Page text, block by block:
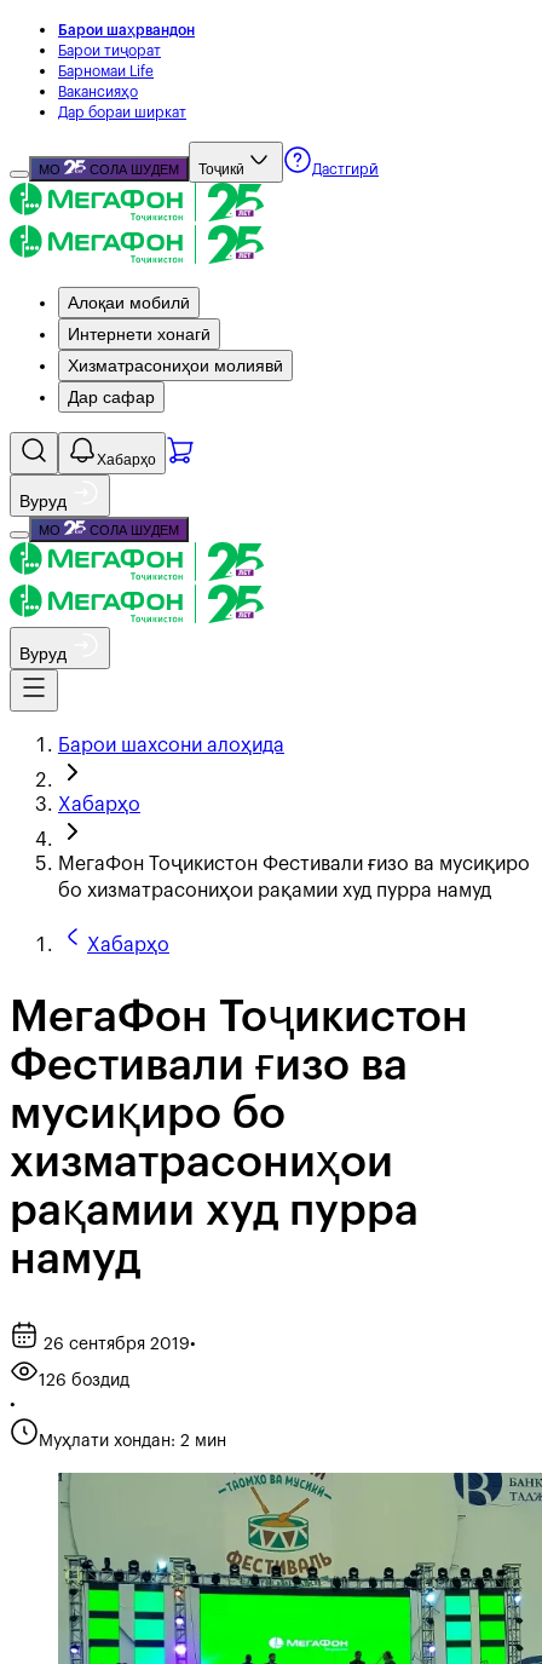
Барои шаҳрвандон
Барои тиҷорат
Барномаи Life
Вакансияҳо
Дар бораи ширкат
МО СОЛА ШУДЕМ Тоҷикӣ Дастгирӣ
Алоқаи мобилӣ
Интернети хонагӣ
Хизматрасониҳои молиявӣ
Дар сафар
Хабарҳо
Вуруд
МО СОЛА ШУДЕМ
Вуруд
Барои шахсони алоҳида
Хабарҳо
МегаФон Тоҷикистон Фестивали ғизо ва мусиқиро
бо хизматрасониҳои рақамии худ пурра намуд
Хабарҳо
МегаФон Тоҷикистон
Фестивали ғизо ва
мусиқиро бо
хизматрасониҳои
рақамии худ пурра
намуд
26 сентября 2019•
126 боздид
•
Муҳлати хондан: 2 мин